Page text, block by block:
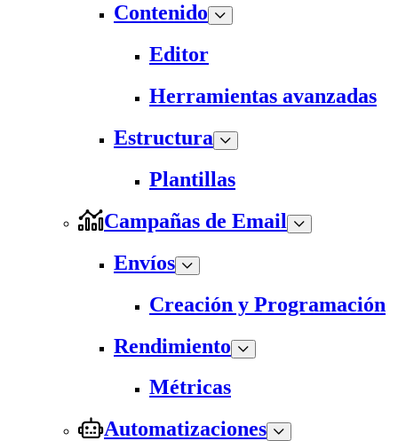
Contenido
Editor
Herramientas avanzadas
Estructura
Plantillas
Campañas de Email
Envíos
Creación y Programación
Rendimiento
Métricas
Automatizaciones